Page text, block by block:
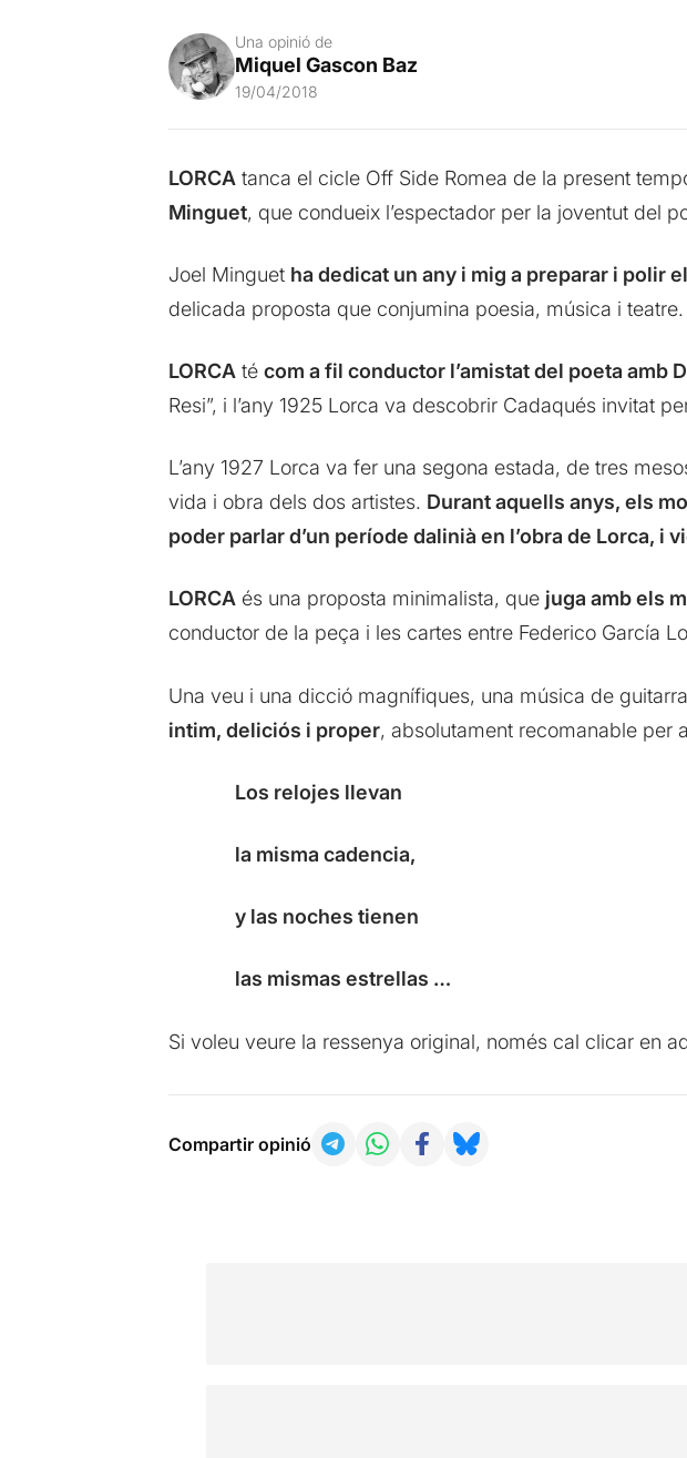
Una opinió de
Miquel Gascon Baz
19/04/2018
LORCA tanca el cicle Off Side Romea de la present
Minguet, que condueix l’espectador per la joventut del
Joel Minguet ha dedicat un any i mig a preparar i polir
delicada proposta que conjumina poesia, música i teatre.
LORCA té com a fil conductor l’amistat del poeta amb
Resi”, i l’any 1925 Lorca va descobrir Cadaqués invitat
L’any 1927 Lorca va fer una segona estada, de tres
vida i obra dels dos artistes. Durant aquells anys, els
poder parlar d’un període dalinià en l’obra de Lorca, i
LORCAés una proposta minimalista, que juga amb els
conductor de la peça i les cartes entre Federico García
Una veu i una dicció magnífiques, una música de
intim, deliciós i proper, absolutament recomanable per
Los relojes llevan
la misma cadencia,
y las noches tienen
las mismas estrellas …
Si voleu veure la ressenya original, només cal clicar en
Compartir opinió